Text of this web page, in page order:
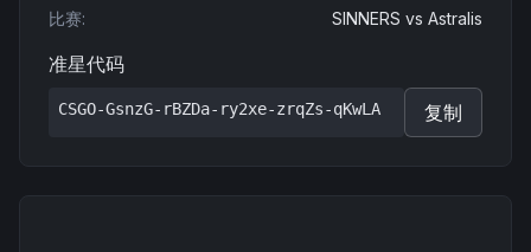
比赛: SINNERS vs Astralis
准星代码
CSGO-GsnzG-rBZDa-ry2xe-zrqZs-qKwLA 复制